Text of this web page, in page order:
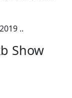
..
Show